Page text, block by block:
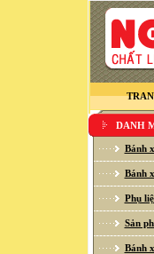
DANH
Bánh
Bánh
Phụ
Sản
Bánh